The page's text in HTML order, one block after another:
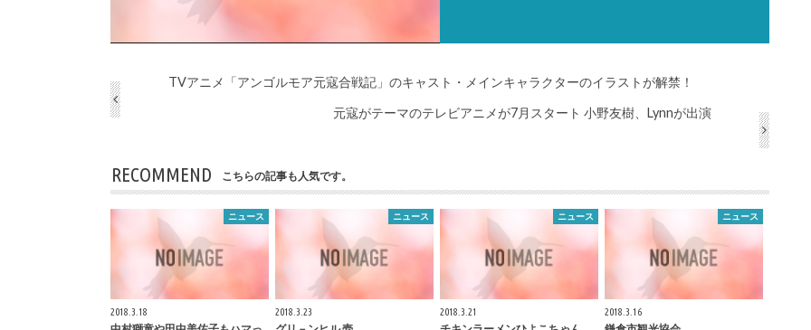
TVアニメ「アンゴルモア元寇合戦記」のキャスト・メインキャラクターのイラストが解禁！
元寇がテーマのテレビアニメが7月スタート 小野友樹、Lynnが出演
RECOMMEND こちらの記事も人気です。
ニュース
2018.3.18
ニュース
2018.3.23
ニュース
2018.3.21
ニュース
2018.3.16